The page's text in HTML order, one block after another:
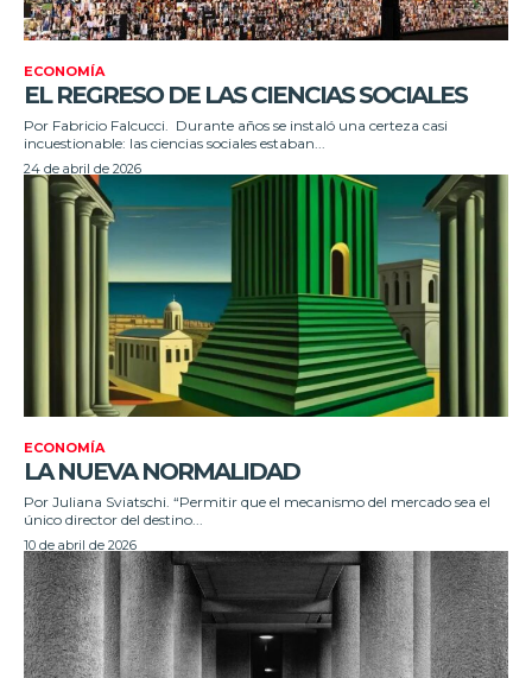
ECONOMÍA
EL REGRESO DE LAS CIENCIAS SOCIALES
Por Fabricio Falcucci. Durante años se instaló una certeza casi
incuestionable: las ciencias sociales estaban...
24 de abril de 2026
ECONOMÍA
LA NUEVA NORMALIDAD
Por Juliana Sviatschi. “Permitir que el mecanismo del mercado sea el
único director del destino...
10 de abril de 2026